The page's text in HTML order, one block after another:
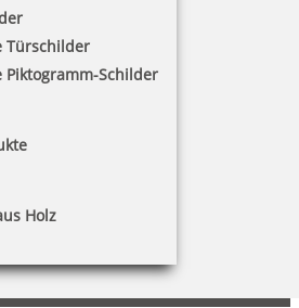
Türschilder
Piktogramm-Schilder
Holz